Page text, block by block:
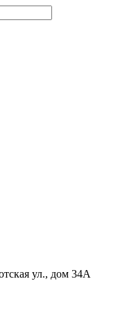
ул., дом 34А